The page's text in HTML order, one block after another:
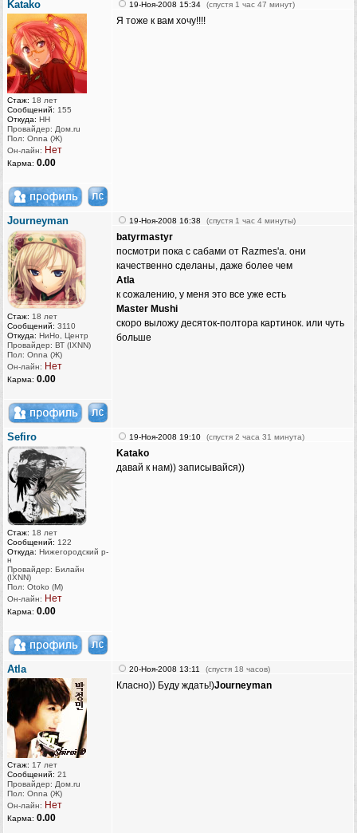
Katako
Стаж: 18 лет
Сообщений: 155
Откуда: НН
Провайдер: Дом.ru
Пол: Onna (Ж)
Он-лайн: Нет
Карма: 0.00
19-Ноя-2008 15:34 (спустя 1 час 47 минут)
Я тоже к вам хочу!!!!
Journeyman
Стаж: 18 лет
Сообщений: 3110
Откуда: НиНо, Центр
Провайдер: ВТ (IXNN)
Пол: Onna (Ж)
Он-лайн: Нет
Карма: 0.00
19-Ноя-2008 16:38 (спустя 1 час 4 минуты)
batyrmastyr
посмотри пока с сабами от Razmes'а. они
качественно сделаны, даже более чем
Atla
к сожалению, у меня это все уже есть
Master Mushi
скоро выложу десяток-полтора картинок. или чуть
больше
Sefiro
Стаж: 18 лет
Сообщений: 122
Откуда: Нижегородский р-
н
Провайдер: Билайн
(IXNN)
Пол: Otoko (M)
Он-лайн: Нет
Карма: 0.00
19-Ноя-2008 19:10 (спустя 2 часа 31 минута)
Katako
давай к нам)) записывайся))
Atla
Стаж: 17 лет
Сообщений: 21
Провайдер: Дом.ru
Пол: Onna (Ж)
Он-лайн: Нет
Карма: 0.00
20-Ноя-2008 13:11 (спустя 18 часов)
Класно)) Буду ждать!)Journeyman